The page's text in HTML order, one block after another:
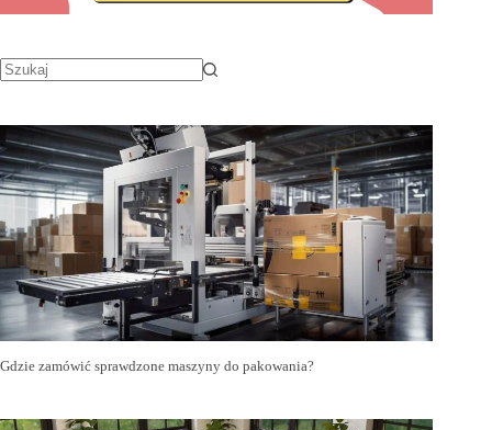
Gdzie zamówić sprawdzone maszyny do pakowania?